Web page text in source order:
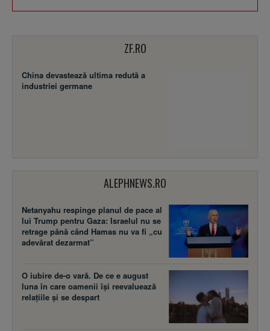
ZF.RO
China devastează ultima redută a
industriei germane
ALEPHNEWS.RO
Netanyahu respinge planul de pace al
lui Trump pentru Gaza: Israelul nu se
retrage până când Hamas nu va fi „cu
adevărat dezarmat”
O iubire de-o vară. De ce e august
luna în care oamenii își reevaluează
relațiile și se despart